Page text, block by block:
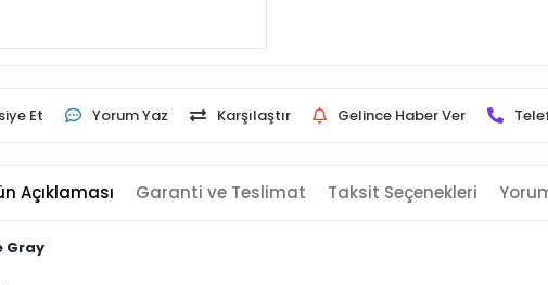
Et Yorum Yaz Karşılaştır Gelince Haber Ver
Açıklaması Garanti ve Teslimat Taksit Seçenekleri
Gray